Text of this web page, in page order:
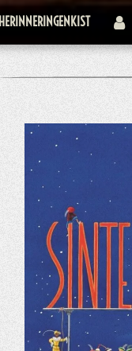
HERINNERINGENKIST